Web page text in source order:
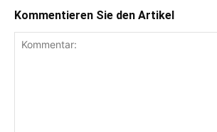
Kommentieren Sie den Artikel